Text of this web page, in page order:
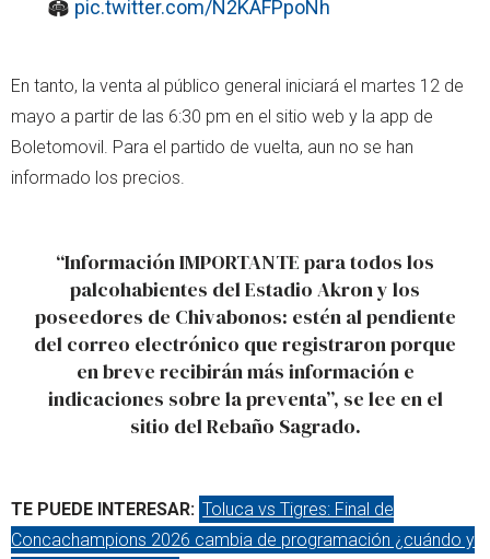
🏟️ pic.twitter.com/N2KAFPpoNh
En tanto, la venta al público general iniciará el martes 12 de
mayo a partir de las 6:30 pm en el sitio web y la app de
Boletomovil. Para el partido de vuelta, aun no se han
informado los precios.
“Información IMPORTANTE para todos los
palcohabientes del Estadio Akron y los
poseedores de Chivabonos: estén al pendiente
del correo electrónico que registraron porque
en breve recibirán más información e
indicaciones sobre la preventa”, se lee en el
sitio del Rebaño Sagrado.
TE PUEDE INTERESAR: Toluca vs Tigres: Final de
Concachampions 2026 cambia de programación ¿cuándo y